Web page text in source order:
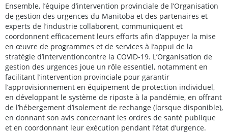
Ensemble, l’équipe d’intervention provinciale de l’Organisation
de gestion des urgences du Manitoba et des partenaires et
experts de l’industrie collaborent, communiquent et
coordonnent efficacement leurs efforts afin d’appuyer la mise
en œuvre de programmes et de services à l’appui de la
stratégie d’interventioncontre la COVID-19. L’Organisation de
gestion des urgences joue un rôle essentiel, notamment en
facilitant l’intervention provinciale pour garantir
l’approvisionnement en équipement de protection individuel,
en développant le système de riposte à la pandémie, en offrant
de l’hébergement d’isolement de rechange (lorsque disponible),
en donnant son avis concernant les ordres de santé publique
et en coordonnant leur exécution pendant l’état d’urgence.